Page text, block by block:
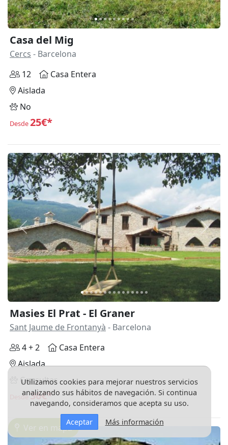
Casa del Mig
Cercs - Barcelona
12
Casa Entera
Aislada
No
Desde25€*
Anterior
Masies El Prat - El Graner
Sant Jaume de Frontanyà - Barcelona
4 + 2
Casa Entera
Aislada
Consultar
Desde36€*
Ver en mapa
Utilizamos cookies para mejorar nuestros servicios
analizando sus hábitos de navegación. Si continua
navegando, consideramos que acepta su uso.
Aceptar
Más información